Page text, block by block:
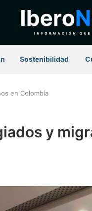
Sostenibilidad
en Colombia
y